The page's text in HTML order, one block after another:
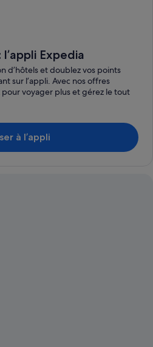
Expedia
d’hôtels et doublez vos points
sur l’appli. Avec nos offres
voyager plus et gérez le tout
à l’appli